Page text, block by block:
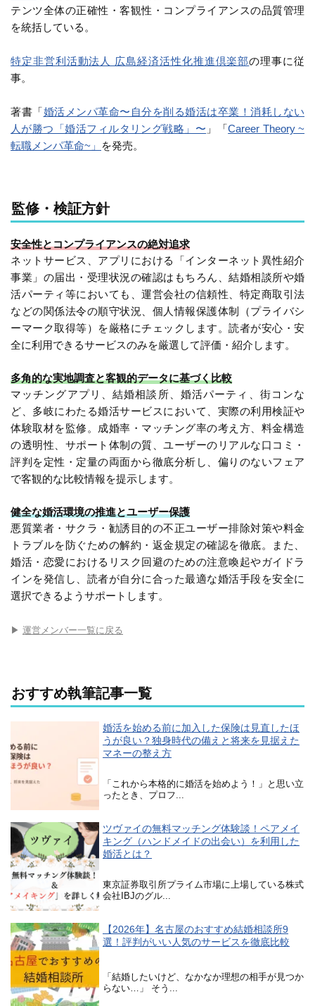
テンツ全体の正確性・客観性・コンプライアンスの品質管理
を統括している。
特定非営利活動法人 広島経済活性化推進倶楽部の理事に従
事。
著書「婚活メンパ革命〜自分を削る婚活は卒業！消耗しない
人が勝つ「婚活フィルタリング戦略」〜 」「Career Theory ~
転職メンパ革命~」
を発売。
監修・検証方針
安全性とコンプライアンスの絶対追求
ネットサービス、アプリにおける「インターネット異性紹介
事業」の届出・受理状況の確認はもちろん、結婚相談所や婚
活パーティ等においても、運営会社の信頼性、特定商取引法
などの関係法令の順守状況、個人情報保護体制（プライバシ
ーマーク取得等）を厳格にチェックします。読者が安心・安
全に利用できるサービスのみを厳選して評価・紹介します。
多角的な実地調査と客観的データに基づく比較
マッチングアプリ、結婚相談所、婚活パーティ、街コンな
ど、多岐にわたる婚活サービスにおいて、実際の利用検証や
体験取材を監修。成婚率・マッチング率の考え方、料金構造
の透明性、サポート体制の質、ユーザーのリアルな口コミ・
評判を定性・定量の両面から徹底分析し、偏りのないフェア
で客観的な比較情報を提示します。
健全な婚活環境の推進とユーザー保護
悪質業者・サクラ・勧誘目的の不正ユーザー排除対策や料金
トラブルを防ぐための解約・返金規定の確認を徹底。また、
婚活・恋愛におけるリスク回避のための注意喚起やガイドラ
インを発信し、読者が自分に合った最適な婚活手段を安全に
選択できるようサポートします。
▶︎ 運営メンバー一覧に戻る
おすすめ執筆記事一覧
婚活を始める前に加入した保険は見直したほ
うが良い？独身時代の備えと将来を見据えた
マネーの整え方
「これから本格的に婚活を始めよう！」と思い立
ったとき、プロフ...
ツヴァイの無料マッチング体験談！ペアメイ
キング（ハンドメイドの出会い）を利用した
婚活とは？
東京証券取引所プライム市場に上場している株式
会社IBJのグル...
【2026年】名古屋のおすすめ結婚相談所9
選！評判がいい人気のサービスを徹底比較
「結婚したいけど、なかなか理想の相手が見つか
らない…」 そう...